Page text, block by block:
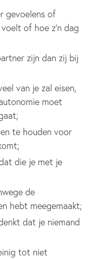
gevoelens of
of hoe z’n dag
zijn dan zij bij
van je zal eisen,
moet
te houden voor
die je met je
de
hebt meegemaakt;
dat je niemand
tot niet